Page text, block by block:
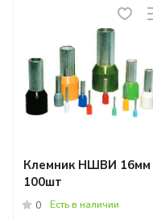
Клемник НШВИ 16мм
100шт
0 Есть в наличии